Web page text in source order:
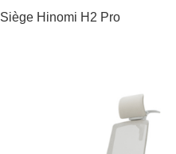
Siège Hinomi H2 Pro